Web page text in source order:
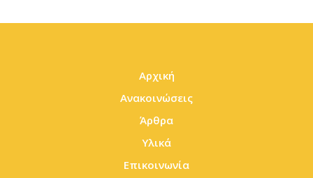
Αρχική
Ανακοινώσεις
Άρθρα
Υλικά
Επικοινωνία